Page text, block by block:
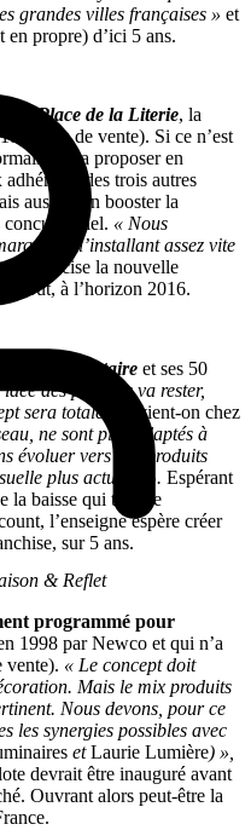
grandes villes françaises » et
en propre) d’ici 5 ans.
de Place de la Literie, la
points de vente). Si ce n’est
de la proposer en
des trois autres
aussi d’en booster la
concurrentiel. « Nous
en l’installant assez vite
»,
précise la nouvelle
tout, à l’horizon 2016.
L’Inventaire et ses 50
des prix bas va rester,
sera totale,
prévient-on chez
ne sont plus adaptés à
évoluer vers des produits
plus actuelle ». Espérant
la baisse qui touche
l’enseigne espère créer
sur 5 ans.
& Reflet
programmé pour
1998 par Newco et qui n’a
vente). « Le concept doit
Mais le mix produits
Nous devons, pour ce
les synergies possibles avec
etLaurie Lumière) »,
devrait être inauguré avant
Ouvrant alors peut-être la